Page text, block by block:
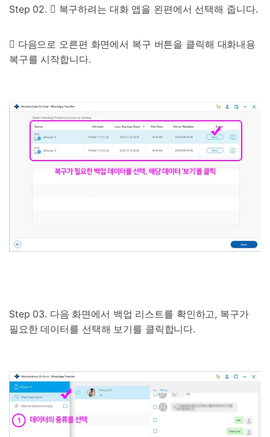
Step 02.  복구하려는 대화 앱을 왼편에서 선택해 줍니다.
 다음으로 오른편 화면에서 복구 버튼을 클릭해 대화내용
복구를 시작합니다.
Step 03. 다음 화면에서 백업 리스트를 확인하고, 복구가
필요한 데이터를 선택해 보기를 클릭합니다.
인공 지능,초보자도 손쉽게 사용 가능
그램